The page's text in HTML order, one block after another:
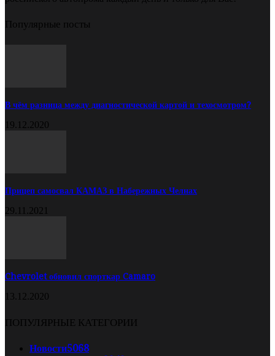
Популярные посты
В чём разница между диагностической картой и техосмотром?
19.12.2020
Прицеп самосвал КАМАЗ в Набережных Челнах
29.11.2021
Chevrolet обновил спорткар Camaro
13.12.2020
ПОПУЛЯРНЫЕ КАТЕГОРИИ
Новости5068